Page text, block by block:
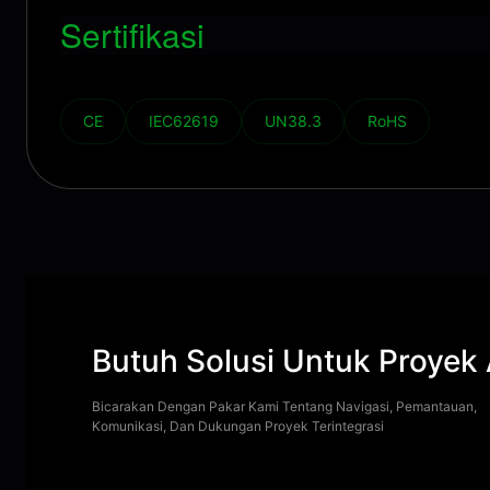
Sertifikasi
CE IEC62619 UN38.3 RoHS
Butuh Solusi Untuk Proyek
Bicarakan Dengan Pakar Kami Tentang Navigasi, Pemantauan,
Komunikasi, Dan Dukungan Proyek Terintegrasi